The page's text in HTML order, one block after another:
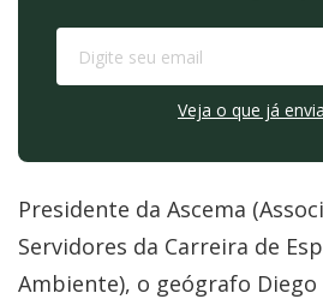
Veja o que já
Presidente da Ascema
Servidores da Carreira de
Ambiente), o geógrafo